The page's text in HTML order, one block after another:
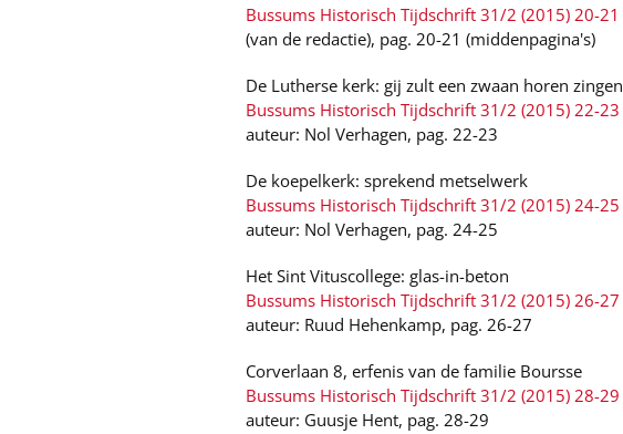
Bussums Historisch Tijdschrift 31/2 (2015) 20-21
(van de redactie), pag. 20-21 (middenpagina's)
De Lutherse kerk: gij zult een zwaan horen zingen
Bussums Historisch Tijdschrift 31/2 (2015) 22-23
auteur: Nol Verhagen, pag. 22-23
De koepelkerk: sprekend metselwerk
Bussums Historisch Tijdschrift 31/2 (2015) 24-25
auteur: Nol Verhagen, pag. 24-25
Het Sint Vituscollege: glas-in-beton
Bussums Historisch Tijdschrift 31/2 (2015) 26-27
auteur: Ruud Hehenkamp, pag. 26-27
Corverlaan 8, erfenis van de familie Boursse
Bussums Historisch Tijdschrift 31/2 (2015) 28-29
auteur: Guusje Hent, pag. 28-29